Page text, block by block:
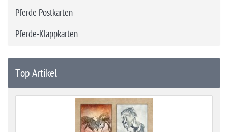
Pferde Postkarten
Pferde-Klappkarten
Top Artikel